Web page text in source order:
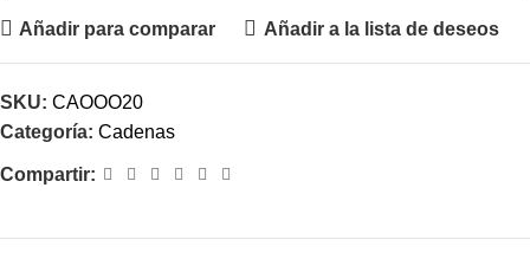
Añadir para comparar Añadir a la lista de deseos
SKU: CAOOO20
Categoría: Cadenas
Compartir: